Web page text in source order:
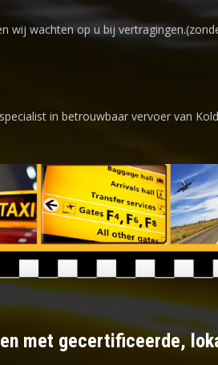
wij wachten op u bij
in betrouwbaar vervoer van
met gecertificeerde,